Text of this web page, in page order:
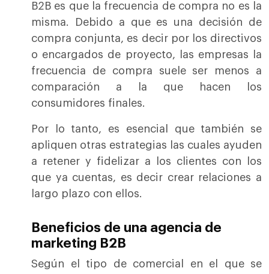
B2B es que la frecuencia de compra no es la
misma. Debido a que es una decisión de
compra conjunta, es decir por los directivos
o encargados de proyecto, las empresas la
frecuencia de compra suele ser menos a
comparación a la que hacen los
consumidores finales.
Por lo tanto, es esencial que también se
apliquen otras estrategias las cuales ayuden
a retener y fidelizar a los clientes con los
que ya cuentas, es decir crear relaciones a
largo plazo con ellos.
Beneficios de una agencia de
marketing B2B
Según el tipo de comercial en el que se